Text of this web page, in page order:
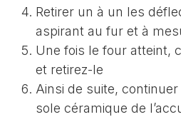
Retirer un à un les
aspirant au fur et à
Une fois le four atteint,
et retirez-le
Ainsi de suite, continuer
sole céramique de